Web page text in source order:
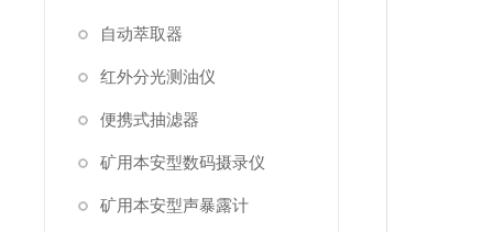
自动萃取器
红外分光测油仪
便携式抽滤器
矿用本安型数码摄录仪
矿用本安型声暴露计